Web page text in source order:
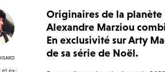
Originaires de la
Alexandre Marziou
En exclusivité sur Arty
de sa série de Noël.